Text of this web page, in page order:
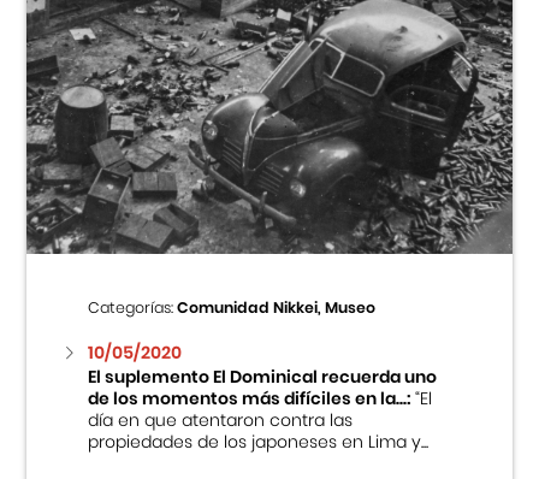
Categorías:Comunidad Nikkei, Museo
10/05/2020
El suplemento El Dominical recuerda uno
de los momentos más difíciles en la...:“El
día en que atentaron contra las
propiedades de los japoneses en Lima y...